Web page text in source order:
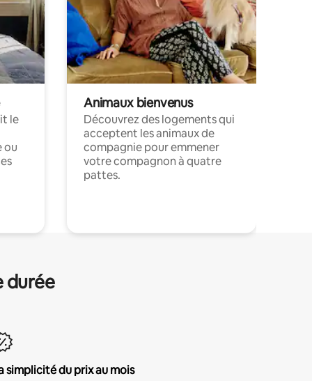
le
ou
Animaux bienvenus
Découvrez des logements qui
acceptent les animaux de
compagnie pour emmener
votre compagnon à quatre
pattes.
durée
simplicité du prix au mois